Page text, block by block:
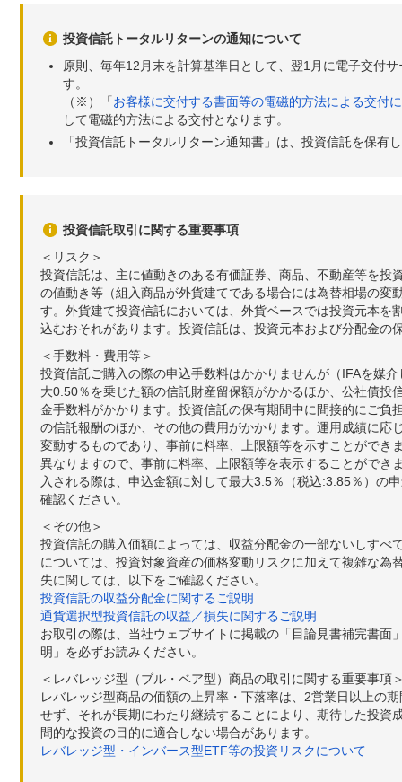
投資信託トータルリターンの通知について
原則、毎年12月末を計算基準日として、翌1月に電子交付
す。
（※）「お客様に交付する書面等の電磁的方法による交付
して電磁的方法による交付となります。
「投資信託トータルリターン通知書」は、投資信託を保有
投資信託取引に関する重要事項
＜リスク＞
投資信託は、主に値動きのある有価証券、商品、不動産等を
の値動き等（組入商品が外貨建てである場合には為替相場の
す。外貨建て投資信託においては、外貨ベースでは投資元本
込むおそれがあります。投資信託は、投資元本および分配金の
＜手数料・費用等＞
投資信託ご購入の際の申込手数料はかかりませんが（IFAを媒
大0.50％を乗じた額の信託財産留保額がかかるほか、公社債
金手数料がかかります。投資信託の保有期間中に間接的にご
の信託報酬のほか、その他の費用がかかります。運用成績に
変動するものであり、事前に料率、上限額等を示すことがで
異なりますので、事前に料率、上限額等を表示することがで
入される際は、申込金額に対して最大3.5％（税込:3.85％）の
確認ください。
＜その他＞
投資信託の購入価額によっては、収益分配金の一部ないしす
については、投資対象資産の価格変動リスクに加えて複雑な
失に関しては、以下をご確認ください。
投資信託の収益分配金に関するご説明
通貨選択型投資信託の収益／損失に関するご説明
お取引の際は、当社ウェブサイトに掲載の「目論見書補完書
明」を必ずお読みください。
＜レバレッジ型（ブル・ベア型）商品の取引に関する重要事項
レバレッジ型商品の価額の上昇率・下落率は、2営業日以上の
せず、それが長期にわたり継続することにより、期待した投
間的な投資の目的に適合しない場合があります。
レバレッジ型・インバース型ETF等の投資リスクについて